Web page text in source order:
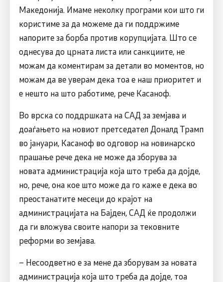
Македонија. Имаме неколку програми кои што ги
користиме за да можеме да ги поддржиме
напорите за борба против корупцијата. Што се
однесува до црната листа или санкциите, не
можам да коментирам за детали во моментов, но
можам да ве уверам дека тоа е наш приоритет и
е нешто на што работиме, рече Касаноф.
Во врска со поддршката на САД за земјава и
доаѓањето на новиот претседател Доналд Трамп
во јануари, Касаноф во одговор на новинарско
прашање рече дека не може да зборува за
новата администрација која што треба да дојде,
но, рече, она кое што може да го каже е дека во
преостанатите месеци до крајот на
администрацијата на Бајден, САД ќе продолжи
да ги вложува своите напори за тековните
реформи во земјава.
– Несоодветно е за мене да зборувам за новата
администрација која што треба да дојде, тоа